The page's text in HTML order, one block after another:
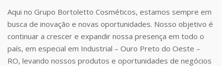
Aqui no Grupo Bortoletto Cosméticos, estamos sempre em
busca de inovação e novas oportunidades. Nosso objetivo é
continuar a crescer e expandir nossa presença em todo o
país, em especial em Industrial – Ouro Preto do Oeste –
RO, levando nossos produtos e oportunidades de negócios